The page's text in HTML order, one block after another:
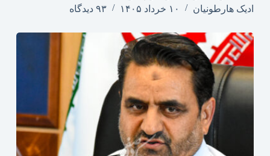
ادیک هارطونیان
۱۰ خرداد ۱۴۰۵ ۹۳ دیدگاه